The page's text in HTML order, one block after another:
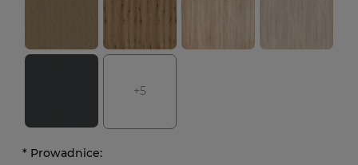
+5
* Prowadnice: